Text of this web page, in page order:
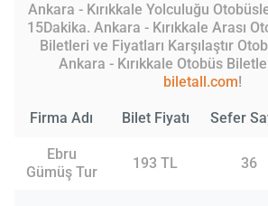
Ankara - Kırıkkale Yolculuğu
15Dakika. Ankara - Kırıkkale Arası
Biletleri ve Fiyatları Karşılaştır
Ankara - Kırıkkale Otobüs
biletall.com!
Firma Adı Bilet Fiyatı Sefer
Ebru
Gümüş Tur
193 TL 36